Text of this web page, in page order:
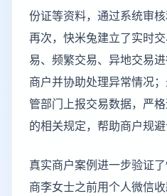
份证等资料，通过系统审核
再次，快米兔建立了实时
易、频繁交易、异地交易
商户并协助处理异常情况
管部门上报交易数据，严
的相关规定，帮助商户规避
真实商户案例进一步验证
商李女士之前用个人微信